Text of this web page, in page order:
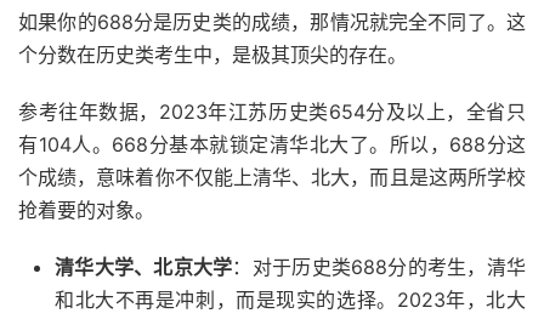
如果你的688分是历史类的成绩，那情况就完全不同了。这
个分数在历史类考生中，是极其顶尖的存在。
参考往年数据，2023年江苏历史类654分及以上，全省只
有104人。668分基本就锁定清华北大了。所以，688分这
个成绩，意味着你不仅能上清华、北大，而且是这两所学校
抢着要的对象。
清华大学、北京大学：对于历史类688分的考生，清华
和北大不再是冲刺，而是现实的选择。2023年，北大